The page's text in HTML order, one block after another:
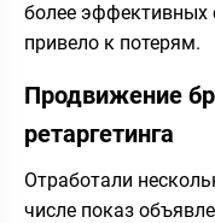
более эффективных
привело к потерям.
Продвижение
ретаргетинга
Отработали
числе показ